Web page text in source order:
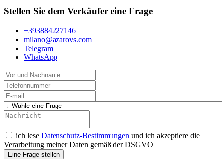
Stellen Sie dem Verkäufer eine Frage
+393884227146
milano@azarovs.com
Telegram
WhatsApp
ich lese Datenschutz-Bestimmungen und ich akzeptiere die
Verarbeitung meiner Daten gemäß der DSGVO
Eine Frage stellen